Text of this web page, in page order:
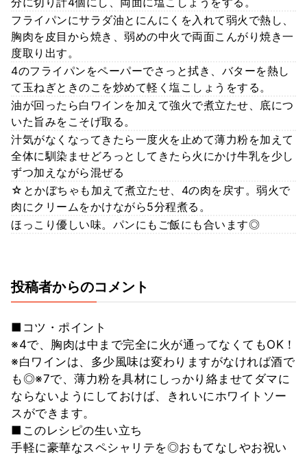
フライパンにサラダ油とにんにくを入れて弱火で熱し、
胸肉を皮目から焼き、弱めの中火で両面こんがり焼き一
度取り出す。
4のフライパンをペーパーでさっと拭き、バターを熱し
て玉ねぎときのこを炒めて軽く塩こしょうをする。
油が回ったら白ワインを加えて強火で煮立たせ、底につ
いた旨みをこそげ取る。
汁気がなくなってきたら一度火を止めて薄力粉を加えて
全体に馴染ませどろっとしてきたら火にかけ牛乳を少し
ずつ加えながら混ぜる
☆とかぼちゃも加えて煮立たせ、4の肉を戻す。弱火で
肉にクリームをかけながら5分程煮る。
ほっこり優しい味。パンにもご飯にも合います◎
投稿者からのコメント
■コツ・ポイント
※4で、胸肉は中まで完全に火が通ってなくてもOK！
※白ワインは、多少風味は変わりますがなければ酒で
も◎※7で、薄力粉を具材にしっかり絡ませてダマに
ならないようにしておけば、きれいにホワイトソー
スができます。
■このレシピの生い立ち
手軽に豪華なスペシャリテを◎おもてなしやお祝い